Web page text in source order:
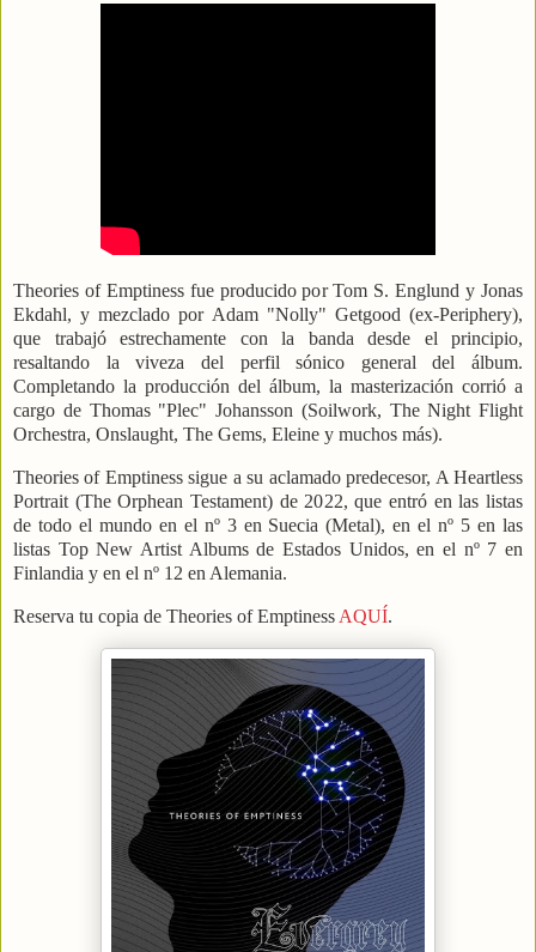
Theories of Emptiness fue producido por Tom S. Englund y Jonas
Ekdahl, y mezclado por Adam "Nolly" Getgood (ex-Periphery),
que trabajó estrechamente con la banda desde el principio,
resaltando la viveza del perfil sónico general del álbum.
Completando la producción del álbum, la masterización corrió a
cargo de Thomas "Plec" Johansson (Soilwork, The Night Flight
Orchestra, Onslaught, The Gems, Eleine y muchos más).
Theories of Emptiness sigue a su aclamado predecesor, A Heartless
Portrait (The Orphean Testament) de 2022, que entró en las listas
de todo el mundo en el nº 3 en Suecia (Metal), en el nº 5 en las
listas Top New Artist Albums de Estados Unidos, en el nº 7 en
Finlandia y en el nº 12 en Alemania.
Reserva tu copia de Theories of Emptiness AQUÍ.